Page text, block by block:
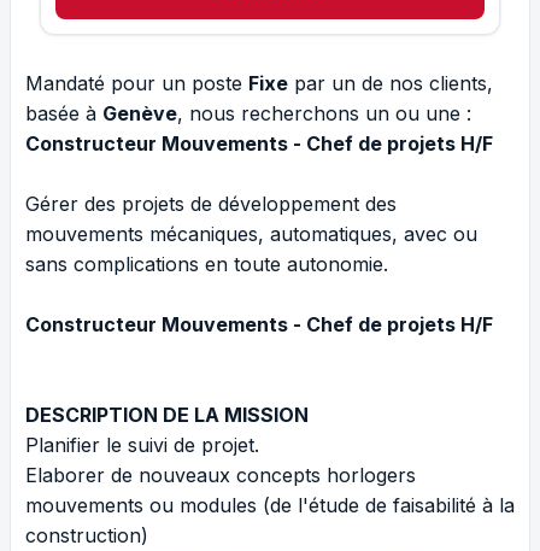
Mandaté pour un poste Fixe par un de nos clients,
basée à Genève, nous recherchons un ou une :
Constructeur Mouvements - Chef de projets H/F
Gérer des projets de développement des
mouvements mécaniques, automatiques, avec ou
sans complications en toute autonomie.
Constructeur Mouvements - Chef de projets H/F
DESCRIPTION DE LA MISSION
Planifier le suivi de projet.
Elaborer de nouveaux concepts horlogers
mouvements ou modules (de l'étude de faisabilité à la
construction)